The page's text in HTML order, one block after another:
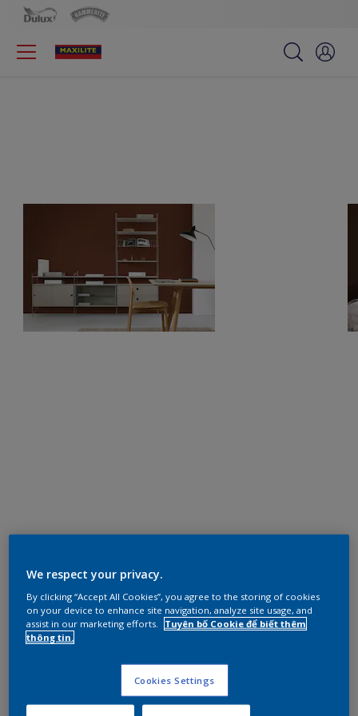
We respect your privacy.
By clicking “Accept All Cookies”, you agree to the storing of cookies
on your device to enhance site navigation, analyze site usage, and
assist in our marketing efforts.
Tuyên bố Cookie để biết thêm
thông tin.
Cookies Settings